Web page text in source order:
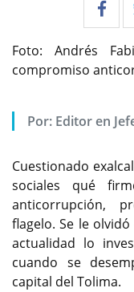
Foto: Andrés
compromiso
Por: Editor en
Cuestionado
sociales qué
anticorrupción,
flagelo. Se le
actualidad lo
cuando se
capital del Tolima.